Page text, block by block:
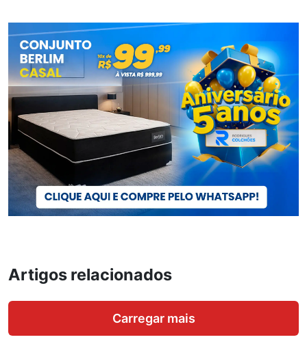
Artigos relacionados
Carregar mais